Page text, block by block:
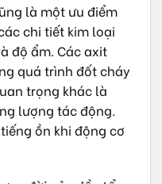
là một ưu điểm
chi tiết kim loại
độ ẩm. Các axit
quá trình đốt cháy
trọng khác là
lượng tác động.
ồn khi động cơ